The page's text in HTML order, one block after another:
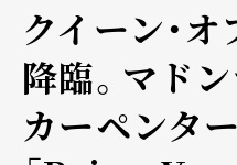
クイーン・オ
降臨。マド
カーペンタ